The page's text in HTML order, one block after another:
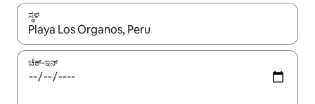
ಸ್ಥಳ
ಫಲಿತಾಂಶಗಳು ಲಭ್ಯವಿರುವಾಗ, ಅಪ್ ಮತ್ತು ಡೌನ್ ಬಾಣದ ಕೀಲಿಗಳೊಂದಿಗೆ
ಚೆಕ್-ಇನ್